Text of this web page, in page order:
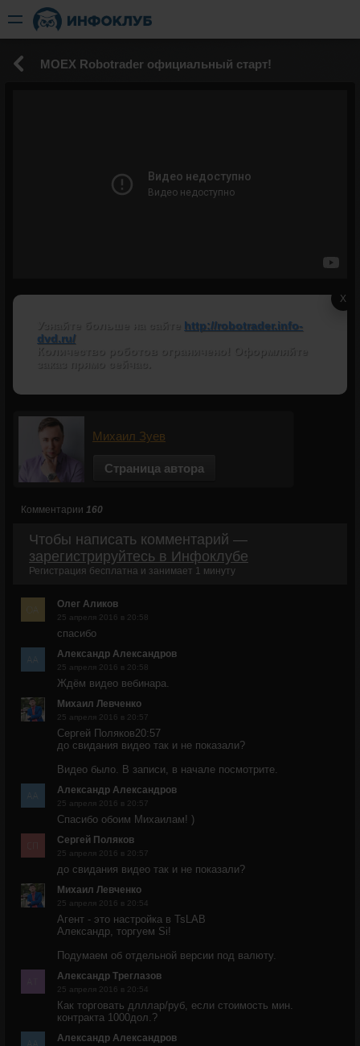
MOEX Robotrader официальный старт!
X
Узнайте больше на сайте http://robotrader.info-
dvd.ru/
Количество роботов ограничено! Оформляйте
заказ прямо сейчас.
Михаил Зуев
Страница автора
Комментарии 160
Чтобы написать комментарий —
зарегистрируйтесь в Инфоклубе
Регистрация бесплатна и занимает 1 минуту
Олег Аликов
25 апреля 2016 в 20:58
спасибо
Александр Александров
25 апреля 2016 в 20:58
Ждём видео вебинара.
Михаил Левченко
25 апреля 2016 в 20:57
Сергей Поляков20:57
до свидания видео так и не показали?
Видео было. В записи, в начале посмотрите.
Александр Александров
25 апреля 2016 в 20:57
Спасибо обоим Михаилам! )
Сергей Поляков
25 апреля 2016 в 20:57
до свидания видео так и не показали?
Михаил Левченко
25 апреля 2016 в 20:54
Агент - это настройка в TsLAB
Александр, торгуем Si!
Подумаем об отдельной версии под валюту.
Александр Треглазов
25 апреля 2016 в 20:54
Как торговать длллар/руб, если стоимость мин.
контракта 1000дол.?
Александр Александров